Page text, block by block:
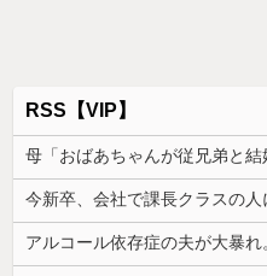
RSS【VIP】